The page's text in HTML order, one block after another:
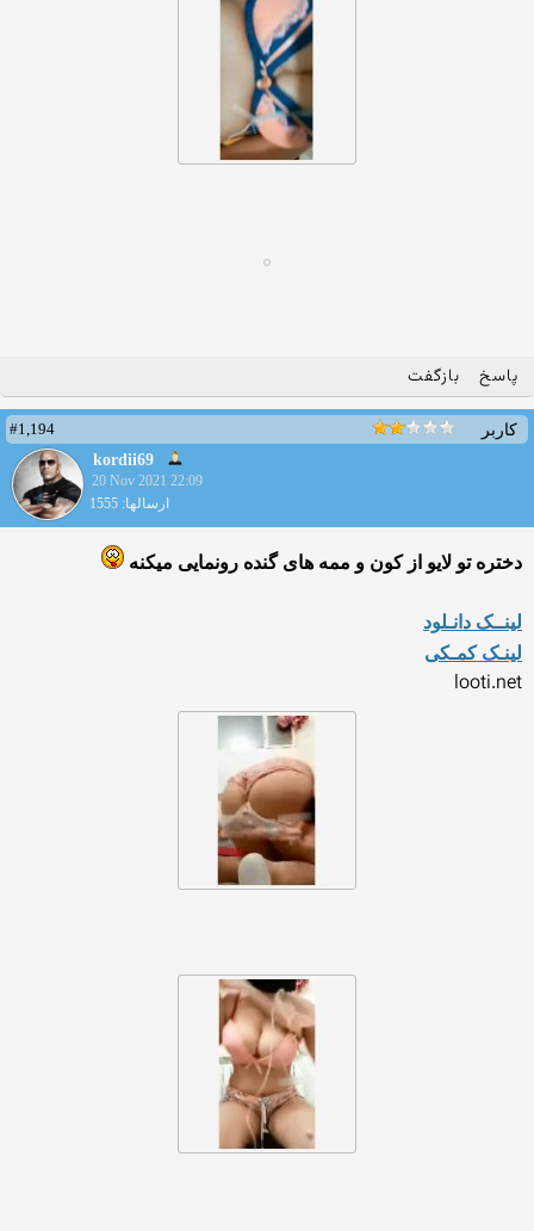
پاسخ بازگفت
کاربر
#1,194
kordii69
20 Nov 2021 22:09
ارسالها: 1555
دختره تو لایو از کون و ممه های گنده رونمایی میکنه
لینــک دانـلود
لینـک کمـکی
looti.net